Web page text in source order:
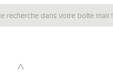
recherche dans votre boîte mail !